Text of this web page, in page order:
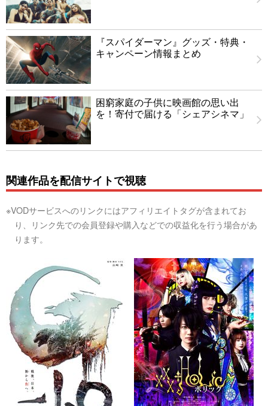
『スパイダーマン』グッズ・特典・
キャンペーン情報まとめ
困窮家庭の子供に映画館の思い出
を！寄付で届ける「シェアシネマ」
関連作品を配信サイトで視聴
※VODサービスへのリンクにはアフィリエイトタグが含まれてお
り、リンク先での会員登録や購入などでの収益化を行う場合があ
ります。